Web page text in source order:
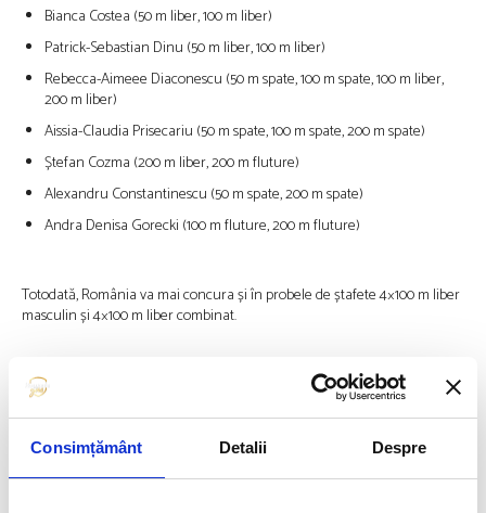
Consimțământ Detalii Despre
Bianca Costea (50 m liber, 100 m liber)
Patrick-Sebastian Dinu (50 m liber, 100 m liber)
Rebecca-Aimeee Diaconescu (50 m spate, 100 m spate, 100 m liber,
200 m liber)
Aissia-Claudia Prisecariu (50 m spate, 100 m spate, 200 m spate)
Ștefan Cozma (200 m liber, 200 m fluture)
Alexandru Constantinescu (50 m spate, 200 m spate)
Andra Denisa Gorecki (100 m fluture, 200 m fluture)
Totodată, România va mai concura și în probele de ștafete 4×100 m liber
masculin și 4×100 m liber combinat.
ANTRENORI:
Adrian Rădulescu, Iulia Becheru, Luis Lăcătuș, Lorena
Diaconescu.
KINETOTERAPEUT:
Dragoș Luscan;